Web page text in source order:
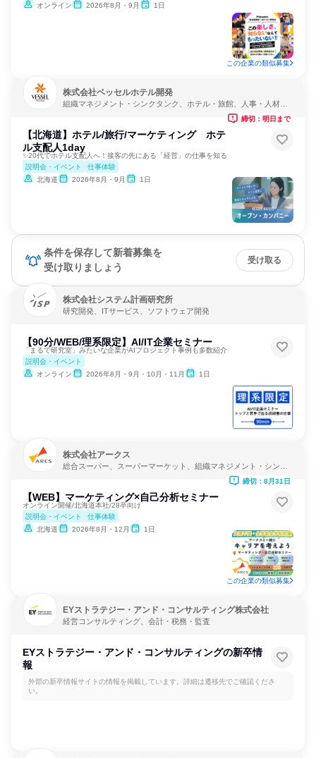
オンライン 2026年8月・9月 1日
この企業の類似募集
株式会社ベッセルホテル開発
組織マネジメント・シンクタンク、ホテル・旅館、人事・人材サ
【北海道】ホテル/旅行/マーケティング ホテ
ル支配人1day
✨20代でホテル支配人へ！接客の先にある「経営」の仕事を知る
説明会・イベント
仕事体験
北海道
2026年8月・9月 1日
締切：明日まで
条件を保存して新着募集を
受け取りましょう
受け取る
株式会社システム計画研究所
研究開発、ITサービス、ソフトウェア開発
【90分/WEB/理系限定】AI/IT企業セミナー
「まるで研究室」みたいな企業がAIプロジェクト事例も多数紹介
説明会・イベント
オンライン
2026年8月・9月・10月・11月 1日
株式会社アークス
総合スーパー、スーパーマーケット、組織マネジメント・シンク
【WEB】マーケティング×自己分析セミナー
オンライン開催/北海道本社/28卒向け
説明会・イベント
仕事体験
北海道
2026年8月・12月 1日
締切：8月31日
この企業の類似募集
EYストラテジー・アンド・コンサルティング株式会社
経営コンサルティング、会計・税務・監査
EYストラテジー・アンド・コンサルティングの新卒情
報
外部の新卒情報サイトの情報を掲載しています。詳細は遷移先でご確認くださ
い。